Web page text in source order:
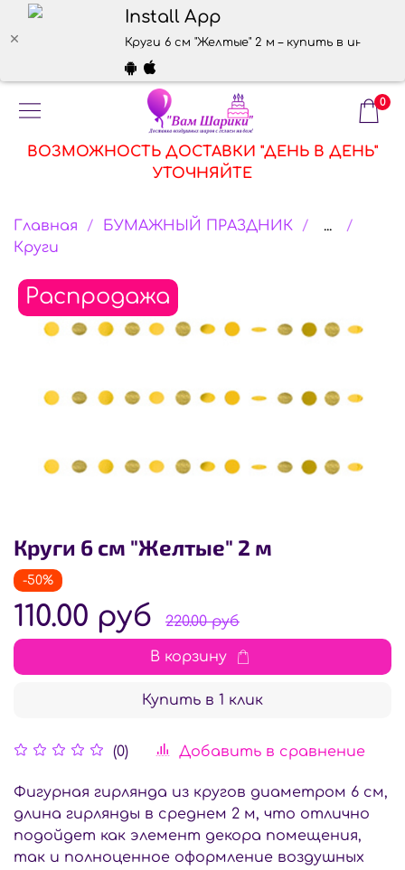
Install App
Круги 6 см "Желтые" 2 м – купить в
0
ВОЗМОЖНОСТЬ ДОСТАВКИ "ДЕНЬ В ДЕНЬ"
УТОЧНЯЙТЕ
Главная БУМАЖНЫЙ ПРАЗДНИК
...
Круги
Распродажа
Круги 6 см "Желтые" 2 м
(0) Добавить в сравнение
-50%
110.00 руб 220.00 руб
В корзину
Купить в 1 клик
Фигурная гирлянда из кругов диаметром 6 см,
длина гирлянды в среднем 2 м, что отлично
подойдет как элемент декора помещения,
так и полноценное оформление воздушных